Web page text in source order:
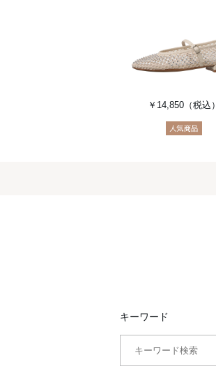
￥14,850 （税込）
キーワード